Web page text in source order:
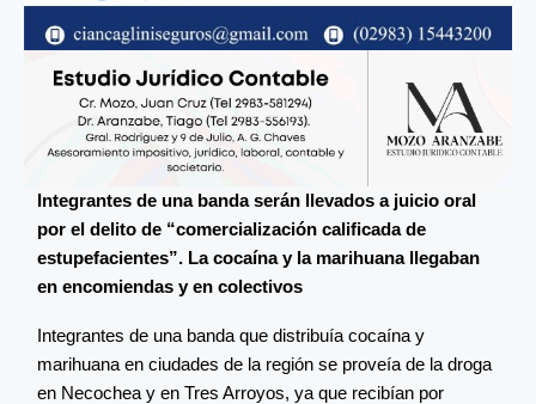
Integrantes de una banda serán llevados a juicio oral
por el delito de “comercialización calificada de
estupefacientes”. La cocaína y la marihuana llegaban
en encomiendas y en colectivos
Integrantes de una banda que distribuía cocaína y
marihuana en ciudades de la región se proveía de la droga
en Necochea y en Tres Arroyos, ya que recibían por